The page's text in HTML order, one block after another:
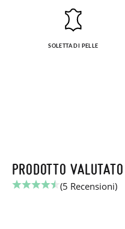
SOLETTA DI PELLE
PRODOTTO
(5 Recensioni)